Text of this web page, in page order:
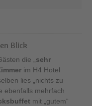
Blick
die „sehr
im H4 Hotel
lies „nichts zu
ebenfalls mehrfach
mit „gutem“